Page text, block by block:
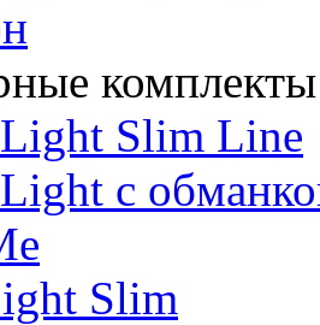
комплекты
Slim Line
с
Slim